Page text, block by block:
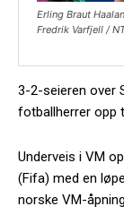
Erling Braut
Fredrik Varfjell /
3-2-seieren over
fotballherrer opp
Underveis i VM
(Fifa) med en
norske VM-